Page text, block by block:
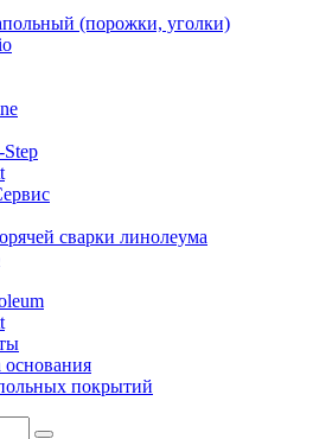
(порожки, уголки)
сварки линолеума
основания
покрытий